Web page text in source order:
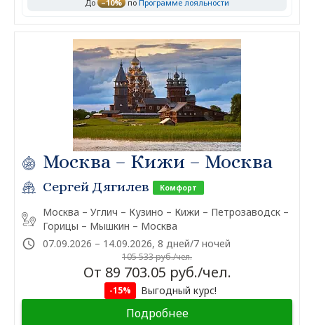
До –10% по Программе лояльности
Москва – Кижи – Москва
Сергей Дягилев Комфорт
Москва – Углич – Кузино – Кижи – Петрозаводск –
Горицы – Мышкин – Москва
07.09.2026 – 14.09.2026, 8 дней/7 ночей
105 533 руб./чел.
От 89 703.05 руб./чел.
-15% Выгодный курс!
Подробнее